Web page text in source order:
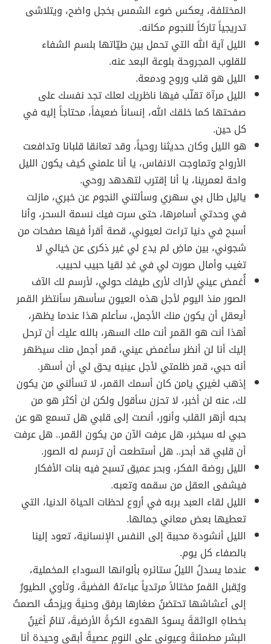
المختلفة، يعكس ضوء الشمس بخجل واضح، ويتلاشى
تدريجياً تاركاً للنجوم مكانه.
الليل آية الله التي تحمل بين طيّاتها بلسم الشفاء
للقلوب المجروحة بلوعة البعد عنه.
الليل هو قلب وروح ودمعة.
الليل مرآة تقلّب فيها ناظريك لعلك تجد نفسك على
صفحتها كما خلقك الله، إنساناً ضعيفاً، محتاجاً إليه في
كل حين.
هو الليل وكان حديثنا روحياً، وقد تعانقا قلبانا وتدافعت
الأرواح وتماوجت الانفاس، يا أنا علمني كيف يكون الليل
واحة لعمرينا، يا أنا إقترب لتهدهد روحي.
ياليل طال بي سهري وسألتني النجوم عن خبري، مازلت
في وحدتي أسامرها، حتى سرت فيك نسمة السحر، وأنا
أسبح في دنيا تراءت لعيوني، قصة أقرأ فيها صفحات من
شجوني، بين ماضِ لم يدع لي غير ذكرى عن خيالي لا
تغيب وأمال صورت لي في غدِ لقيا حبيب لحبيب.
أُغمض عيني لأراك لأرى طيفك حولي، لأرسم لك الآف
الصور منذ اليوم لأجل هذه العيون سأسهر سأنتظر القمر
أيعقل أن يكون منك الأجمل، سأعلم هذا عندما يظهر،
أهذا أنت هو القمر أنت ملك السهر، بالله عليك أن ترحل
إليك أنا لن أنظر سأغمض عيني، قمر أجمل منك سيظهر
أنه حبي، قمر ظلمتي لأجل عينيه يحق لي أن أسهر.
إذهب لغيري يامن كان أسمك القمر، لا تسألني من يكون
لك، عنه لن أخبر، لا تحزن سأقول ولكن لن أكثر هو من
بحبه أزهر القلب وأنور، أنصت إلى قلبي هل تسمع هو عن
حبي له سيخبر، هل عرفت الآن من يكون القمر.. هل عرفت
أن قلبي قد أبحر.. هل أستطعت أن ترسم له الصور.
الليل روضة الفكر، وبحر عميق تسبح فيه بنات الأفكار
فيشفى العقل من سقمه وتعبه.
الليل لقاء العبد بربه في أروع لحظات الحياة الدنيا، التي
تعطيها بعض معاني جمالها.
الليل أنشودة محببة إلى النفس الإنسانية، تعود إلينا
بالصفاء كل يوم.
عندما يسدلُ الليلُ ستائرهِ بألوانها السوداءِ المخملية،
ويُقبل القمرُ مختالاً مرتدياً عباءتهُ الفضيةَ، وتأوي الطيورُ
إلى أعشاشها تحتضنُ صغارها برفق وحنيةَ ويزحفُ الصمتُ
بخطاهِ الواثقةَ يسودُ الهدوءَ الكرةََ الأرضيةَ، تنامُ أعَينُ
البشرِِ مطمئنةَ وعيوني على النومِِ عصيةََ أبقى وحيدة أنا